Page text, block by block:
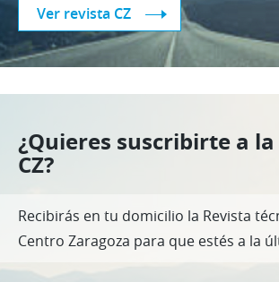
Ver revista CZ
¿Quieres suscribirte a
CZ?
Recibirás en tu domicilio la Revista
Centro Zaragoza para que estés a la